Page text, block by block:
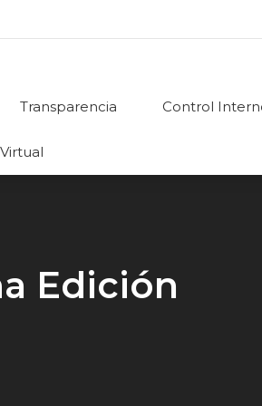
Transparencia Control
Edición